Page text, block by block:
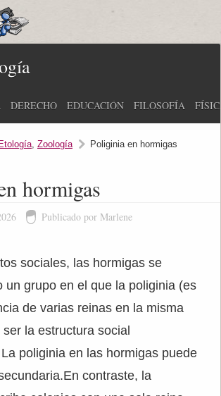
DERECHO EDUCACIÓN FILOSOFÍA
Etología, Zoología Poliginia en hormigas
hormigas
Publicado por Marlene
sociales, las hormigas se
un grupo en el que la poliginia (es
de varias reinas en la misma
la estructura social
poliginia en las hormigas puede
contraste, la